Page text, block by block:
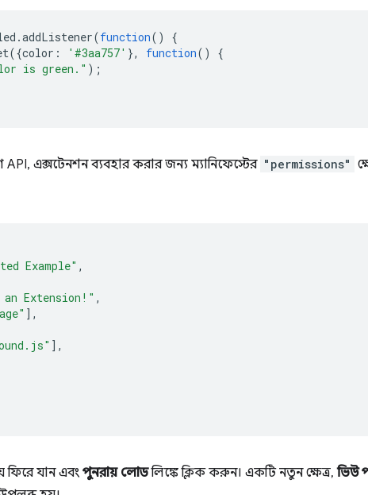
.addListener(function()
{
({color : '#3aa757' }, function()
{
is green." );
API, এক্সটেনশন ব্যবহার করার জন্য ম্যানিফেস্টের "permissions"
Example" ,
Extension!" ,
],
],
ফিরে যান এবং পুনরায় লোডলিঙ্কে ক্লিক করুন। একটি নতুন ক্ষেত্র,ভিউ